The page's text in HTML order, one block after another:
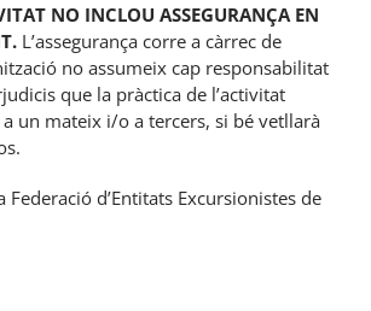
NO INCLOU ASSEGURANÇA EN
L’assegurança corre a càrrec de
no assumeix cap responsabilitat
que la pràctica de l’activitat
un mateix i/o a tercers, si bé vetllarà
Federació d’Entitats Excursionistes de